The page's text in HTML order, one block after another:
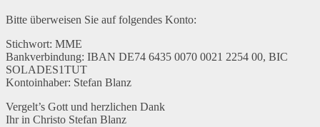
Bitte überweisen Sie auf folgendes Konto:
Stichwort: MME
Bankverbindung: IBAN DE74 6435 0070 0021 2254 00, BIC
SOLADES1TUT
Kontoinhaber: Stefan Blanz
Vergelt’s Gott und herzlichen Dank
Ihr in Christo Stefan Blanz